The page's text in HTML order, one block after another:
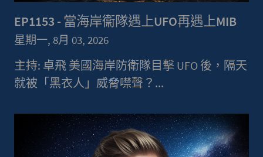
EP1153 - 當海岸衞隊遇上UFO再遇上MIB
星期一, 8月 03, 2026
主持: 卓飛 美國海岸防衛隊目擊 UFO 後，隔天
就被「黑衣人」威脅噤聲？...